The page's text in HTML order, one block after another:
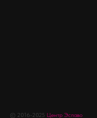
© 2016-2025 Центр Эспаво